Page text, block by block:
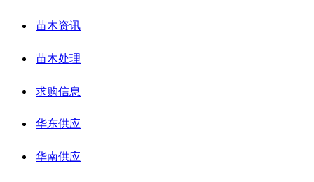
苗木资讯
苗木处理
求购信息
华东供应
华南供应